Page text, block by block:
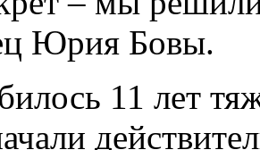
Юрия Бовы.
11 лет